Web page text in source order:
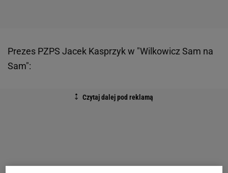
Prezes PZPS Jacek Kasprzyk w "Wilkowicz Sam na
Sam":